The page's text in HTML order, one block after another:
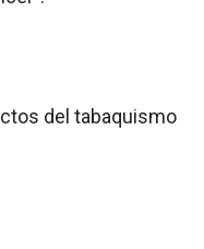
del tabaquismo